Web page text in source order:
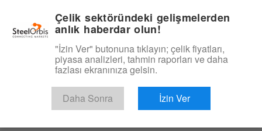
Ürün, Hizmet
Dikişsiz Borular
Çelik sektöründeki gelişmelerden
anlık haberdar olun!
"İzin Ver" butonuna tıklayın; çelik fiyatları,
piyasa analizleri, tahmin raporları ve daha
fazlası ekranınıza gelsin.
Daha Sonra İzin Ver